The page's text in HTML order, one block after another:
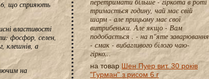
6, що сприяють
властивості
фосфор, селен,
клешнів, а
на
тримається годину, чай має свій
шарм - але прицьому має свої
витрибеньки. Але якщо - Вам
подобається . - на п"яте заварювання
- смак - вибагливого білого чаю-
гірко...
на товар Шен Пуер вит. 30 років
"Гурман" з рисом 6 г